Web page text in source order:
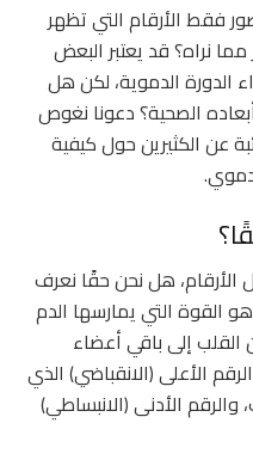
فقط الأرقام التي تظهر
نراه؟ قد يعتبر البعض
الدموية، لكن هل
الصحية؟ دعونا نغوص
عن الكثيرين حول كيفية
الأرقام، هل نحن حقًا نعرف
القوة التي يمارسها الدم
القلب إلى باقي أعضاء
الأعلى (الانقباضي) الذي
الأدنى (الانبساطي)